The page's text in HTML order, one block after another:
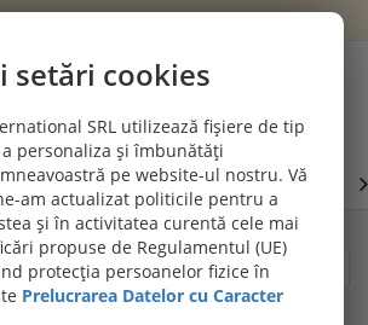
Cont
PARCHET SPC SI LVT: Viziteaza
SPC SI LVT
Sortare după relevanță
setări cookies
SRL utilizează fișiere de tip
personaliza și îmbunătăți
pe website-ul nostru. Vă
am actualizat politicile pentru a
și în activitatea curentă cele mai
propuse de Regulamentul (UE)
protecția persoanelor fizice în
Prelucrarea Datelor cu Caracter